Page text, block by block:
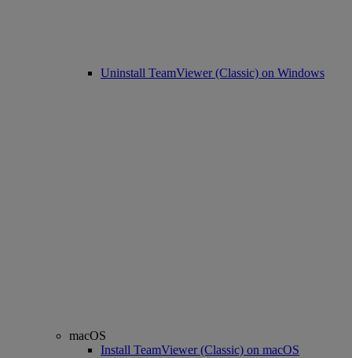
Uninstall TeamViewer (Classic) on Windows
macOS
Install TeamViewer (Classic) on macOS